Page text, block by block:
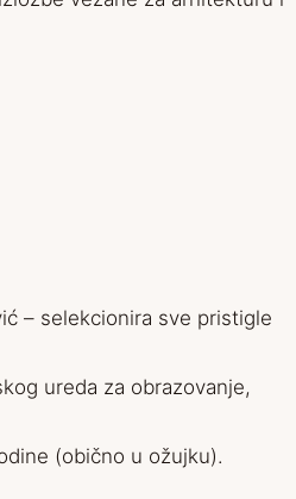
– selekcionira sve pristigle
ureda za obrazovanje,
(obično u ožujku).